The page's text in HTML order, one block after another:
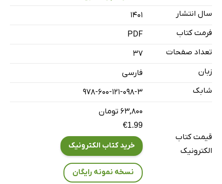
سال انتشار
۱۴۰۱
فرمت کتاب
PDF
تعداد صفحات
37
زبان
فارسی
شابک
978-600-121-098-3
قیمت کتاب
الکترونیک
۶۳,۸۰۰ تومان
€1.99
خرید کتاب الکترونیک
نسخه نمونه رایگان